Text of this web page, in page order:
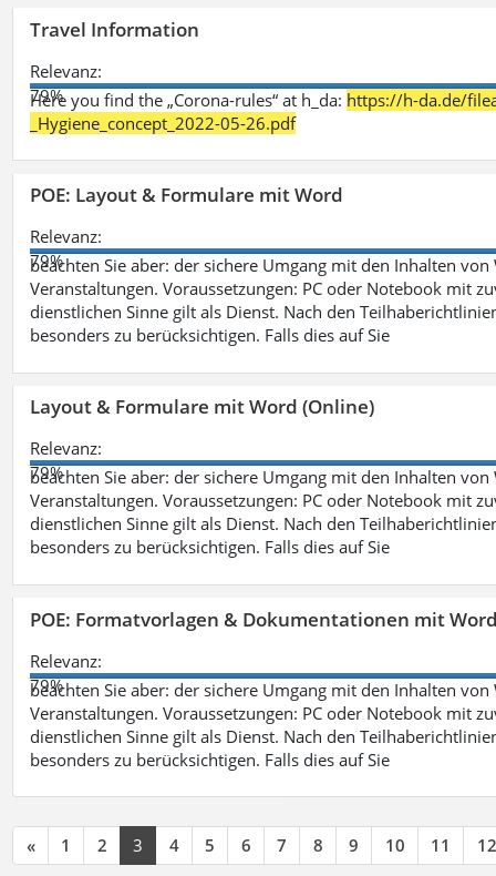
Travel Information
Relevanz:
79%
Here you find the „Corona-rules“ at h_da: https://h-da.de/
_Hygiene_concept_2022-05-26.pdf
POE: Layout & Formulare mit Word
Relevanz:
79%
beachten Sie aber: der sichere Umgang mit den Inhalten
Veranstaltungen. Voraussetzungen: PC oder Notebook mit
dienstlichen Sinne gilt als Dienst. Nach den
besonders zu berücksichtigen. Falls dies auf Sie
Layout & Formulare mit Word (Online)
Relevanz:
79%
beachten Sie aber: der sichere Umgang mit den Inhalten
Veranstaltungen. Voraussetzungen: PC oder Notebook mit
dienstlichen Sinne gilt als Dienst. Nach den
besonders zu berücksichtigen. Falls dies auf Sie
POE: Formatvorlagen & Dokumentationen mit
Relevanz:
79%
beachten Sie aber: der sichere Umgang mit den Inhalten
Veranstaltungen. Voraussetzungen: PC oder Notebook mit
dienstlichen Sinne gilt als Dienst. Nach den
besonders zu berücksichtigen. Falls dies auf Sie
« 1 2 3 4 5 6 7 8 9 10 11 12